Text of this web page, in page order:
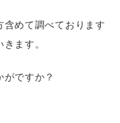
めて調べております
ます。
ですか？